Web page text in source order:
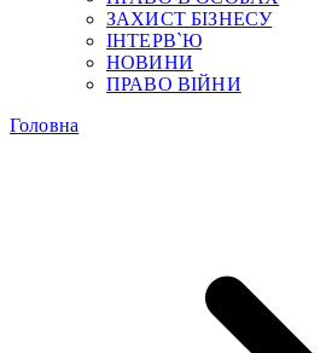
ЗАХИСТ БІЗНЕСУ
ІНТЕРВ`Ю
НОВИНИ
ПРАВО ВІЙНИ
Головна